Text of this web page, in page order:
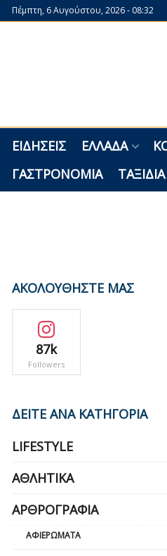
Πέμπτη, 6 Αυγούστου, 2026 - 08:32
ΕΙΔΉΣΕΙΣ ΕΛΛΆΔΑ
ΓΑΣΤΡΟΝΟΜΊΑ
ΤΑΞΊΔΙΑ
ΑΚΟΛΟΥΘΗΣΤΕ ΜΑΣ
87k
Followers
ΔΕΙΤΕ ΑΝΑ ΚΑΤΗΓΟΡΙΑ
LIFESTYLE
ΑΘΛΗΤΙΚΆ
ΑΡΘΡΟΓΡΑΦΊΑ
ΑΦΙΕΡΏΜΑΤΑ